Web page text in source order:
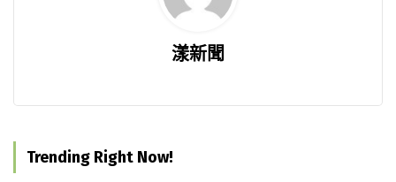
漾新聞
Trending Right Now!